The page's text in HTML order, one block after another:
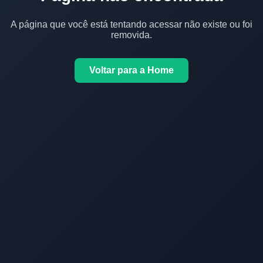
A página que você está tentando acessar não existe ou foi
removida.
Voltar para a Home